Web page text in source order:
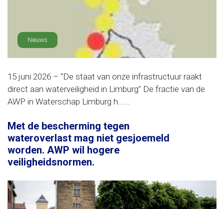
Nieuws
15 juni 2026 – “De staat van onze infrastructuur raakt
direct aan waterveiligheid in Limburg” De fractie van de
AWP in Waterschap Limburg h......
Met de bescherming tegen
wateroverlast mag niet gesjoemeld
worden. AWP wil hogere
veiligheidsnormen.